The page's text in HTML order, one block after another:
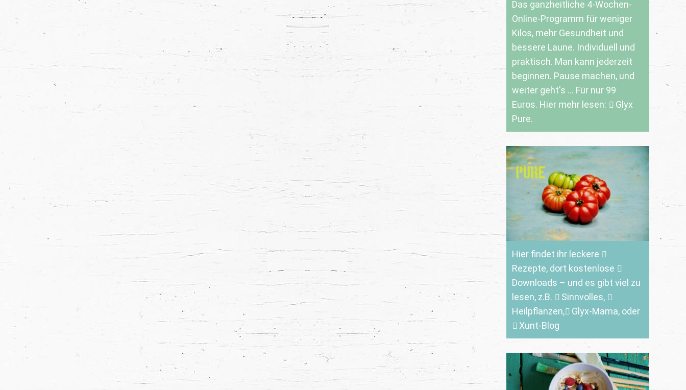
Das ganzheitliche 4-Wochen-
Online-Programm für weniger
Kilos, mehr Gesundheit und
bessere Laune. Individuell und
praktisch. Man kann jederzeit
beginnen. Pause machen, und
weiter geht's ... Für nur 99
Euros. Hier mehr lesen:
Glyx
Pure.
Hier findet ihr leckere
Rezepte, dort kostenlose
Downloads – und es gibt viel zu
lesen, z.B.
Sinnvolles,
Heilpflanzen,
Glyx-Mama, oder
Xunt-Blog